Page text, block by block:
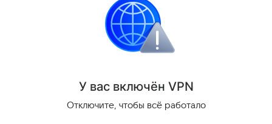
Поделиться
У вас включён VPN
Отключите, чтобы всё работало